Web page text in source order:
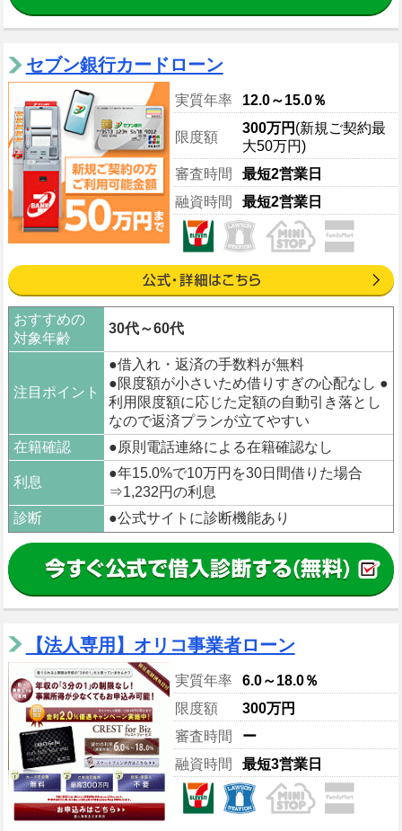
セブン銀行カードローン
実質年率 12.0～15.0％
限度額
300万円 (新規ご契約最
大50万円)
審査時間
最短2営業日
融資時間
最短2営業日
おすすめの
対象年齢
30代～60代
注目ポイント
●借入れ・返済の手数料が無料
●限度額が小さいため借りすぎの心配なし ●
利用限度額に応じた定額の自動引き落とし
なので返済プランが立てやすい
在籍確認
●原則電話連絡による在籍確認なし
利息
●年15.0%で10万円を30日間借りた場合
⇒1,232円の利息
診断
●公式サイトに診断機能あり
【法人専用】オリコ事業者ローン
実質年率
6.0～18.0％
限度額
300万円
審査時間
ー
融資時間
最短3営業日